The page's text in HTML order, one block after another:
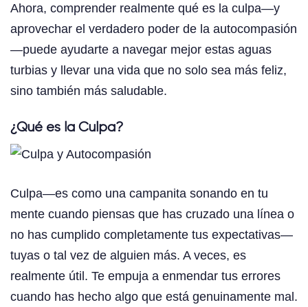
Ahora, comprender realmente qué es la culpa—y
aprovechar el verdadero poder de la autocompasión
—puede ayudarte a navegar mejor estas aguas
turbias y llevar una vida que no solo sea más feliz,
sino también más saludable.
¿Qué es la Culpa?
Culpa—es como una campanita sonando en tu
mente cuando piensas que has cruzado una línea o
no has cumplido completamente tus expectativas—
tuyas o tal vez de alguien más. A veces, es
realmente útil. Te empuja a enmendar tus errores
cuando has hecho algo que está genuinamente mal.